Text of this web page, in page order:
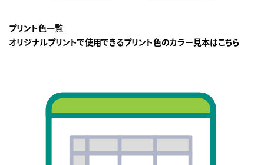
プリント色一覧
オリジナルプリントで使用できるプリント色のカラー見本はこちら